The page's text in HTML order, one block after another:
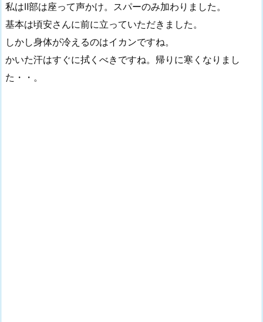
私はⅡ部は座って声かけ。スパーのみ加わりました。
基本は頃安さんに前に立っていただきました。
しかし身体が冷えるのはイカンですね。
かいた汗はすぐに拭くべきですね。帰りに寒くなりまし
た・・。